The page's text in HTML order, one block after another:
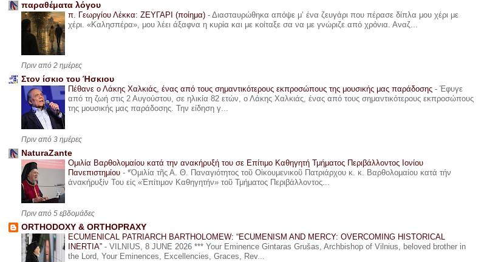
παραθέματα λόγου
π. Γεωργίου Λέκκα: ΖΕΥΓΑΡΙ (ποίημα) - Διασταυρώθηκα απόψε μ’ ένα ζευγάρι που πέρασε δίπλα μου χέρι με
χέρι. «Καλησπέρα», μου λέει άξαφνα η κυρία και με κοίταξε σα να με γνώριζε από χρόνια. Αναζ...
Πριν από 2 ημέρες
Στον ίσκιο του Ήσκιου
Πέθανε ο Λάκης Χαλκιάς, ένας από τους σημαντικότερους εκπροσώπους της μουσικής μας παράδοσης - Έφυγε
από τη ζωή στις 2 Αυγούστου, σε ηλικία 82 ετών, ο Λάκης Χαλκιάς, ένας από τους σημαντικότερους εκπροσώπους
της μουσικής μας παράδοσης. Την είδηση γ...
Πριν από 3 ημέρες
NaturaZante
Ομιλία Βαρθολομαίου κατά την ανακήρυξή του σε Επίτιμο Καθηγητή Τμήματος Περιβάλλοντος Ιονίου
Πανεπιστημίου - *Ὁμιλία τῆς Α. Θ. Παναγιότητος τοῦ Οἰκουμενικοῦ Πατριάρχου κ. κ. Βαρθολομαίου κατά τήν
ἀνακήρυξίν Του εἰς «Ἐπίτιμον Καθηγητήν» τοῦ Τμήματος Περιβάλλοντος...
Πριν από 5 εβδομάδες
ORTHODOXY & ORTHOPRAXY
ECUMENICAL PATRIARCH BARTHOLOMEW: “ECUMENISM AND MERCY: OVERCOMING HISTORICAL
INERTIA” - VILNIUS, 8 JUNE 2026 *** Your Eminence Gintaras Grušas, Archbishop of Vilnius, beloved brother in
the Lord, Your Eminences, Excellencies, Graces, Rev...